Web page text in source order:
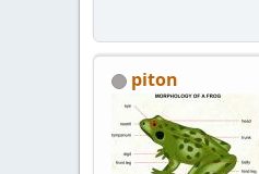
piton